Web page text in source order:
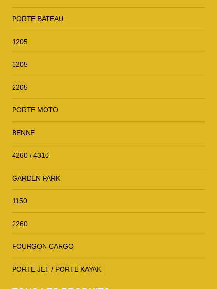
PORTE BATEAU
1205
3205
2205
PORTE MOTO
BENNE
4260 / 4310
GARDEN PARK
1150
2260
FOURGON CARGO
PORTE JET / PORTE KAYAK